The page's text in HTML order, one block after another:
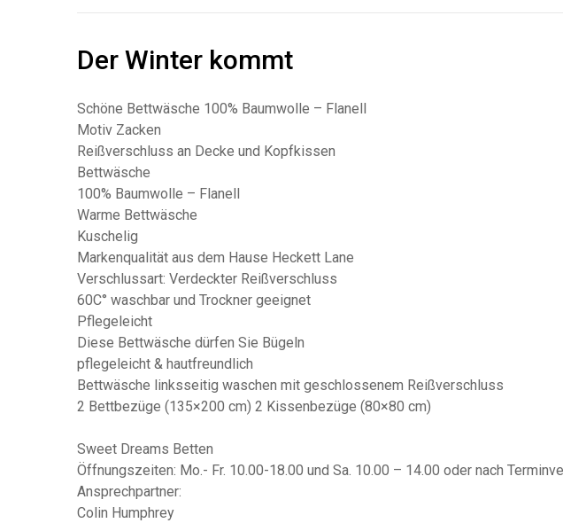
Der Winter kommt
Schöne Bettwäsche 100% Baumwolle – Flanell
Motiv Zacken
Reißverschluss an Decke und Kopfkissen
Bettwäsche
100% Baumwolle – Flanell
Warme Bettwäsche
Kuschelig
Markenqualität aus dem Hause Heckett Lane
Verschlussart: Verdeckter Reißverschluss
60C° waschbar und Trockner geeignet
Pflegeleicht
Diese Bettwäsche dürfen Sie Bügeln
pflegeleicht & hautfreundlich
Bettwäsche linksseitig waschen mit geschlossenem Reißverschluss
2 Bettbezüge (135×200 cm) 2 Kissenbezüge (80×80 cm)
Sweet Dreams Betten
Öffnungszeiten: Mo.- Fr. 10.00-18.00 und Sa. 10.00 – 14.00 oder nach
Ansprechpartner:
Colin Humphrey